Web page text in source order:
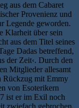
aus dem Cabaret
Provenienz und
Legende geworden.
Klarheit über sein
aus dem Titel seines
Dadas betreffend,
der Zeit‹. Durch den
Mitglieder allesamt
Rückzug mit Emmy
von Esoterikern
ist er im Exil noch